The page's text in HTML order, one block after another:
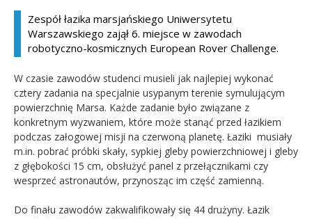
Zespół łazika marsjańskiego Uniwersytetu
Warszawskiego zajął 6. miejsce w zawodach
robotyczno-kosmicznych European Rover Challenge.
W czasie zawodów studenci musieli jak najlepiej wykonać
cztery zadania na specjalnie usypanym terenie symulującym
powierzchnię Marsa. Każde zadanie było związane z
konkretnym wyzwaniem, które może stanąć przed łazikiem
podczas załogowej misji na czerwoną planetę. Łaziki musiały
m.in. pobrać próbki skały, sypkiej gleby powierzchniowej i gleby
z głębokości 15 cm, obsłużyć panel z przełącznikami czy
wesprzeć astronautów, przynosząc im część zamienną.
Do finału zawodów zakwalifikowały się 44 drużyny. Łazik